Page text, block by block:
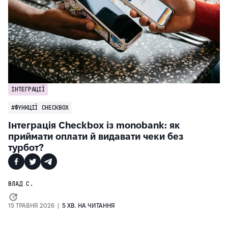
ІНТЕГРАЦІЇ
#ФУНКЦІЇ CHECKBOX
Інтеграція Checkbox із monobank: як
приймати оплати й видавати чеки без
турбот?
ВЛАД С.
15 ТРАВНЯ 2026 | 5 ХВ. НА ЧИТАННЯ